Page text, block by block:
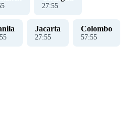
27:56
56
Jacarta
27:56
Colombo
57:56